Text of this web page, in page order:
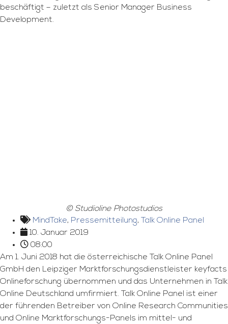
beschäftigt – zuletzt als Senior Manager Business
Development.
© Studioline Photostudios
MindTake, Pressemitteilung,
Talk Online Panel
10. Januar 2019
08:00
Am 1. Juni 2018 hat die österreichische Talk Online Panel
GmbH den Leipziger Marktforschungsdienstleister keyfacts
Onlineforschung übernommen und das Unternehmen in Talk
Online Deutschland umfirmiert. Talk Online Panel ist einer
der führenden Betreiber von Online Research Communities
und Online Marktforschungs-Panels im mittel- und